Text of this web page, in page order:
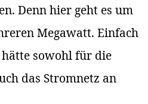
Denn hier geht es um
Megawatt. Einfach
sowohl für die
das Stromnetz an